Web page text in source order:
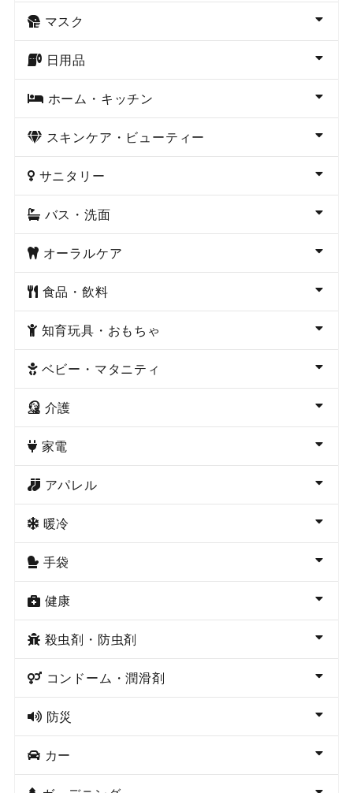
マスク
日用品
ホーム・キッチン
スキンケア・ビューティー
サニタリー
バス・洗面
オーラルケア
食品・飲料
知育玩具・おもちゃ
ベビー・マタニティ
介護
家電
アパレル
暖冷
手袋
健康
殺虫剤・防虫剤
コンドーム・潤滑剤
防災
カー